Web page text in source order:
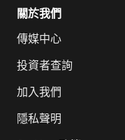
關於我們
傳媒中心
投資者查詢
加入我們
隱私聲明